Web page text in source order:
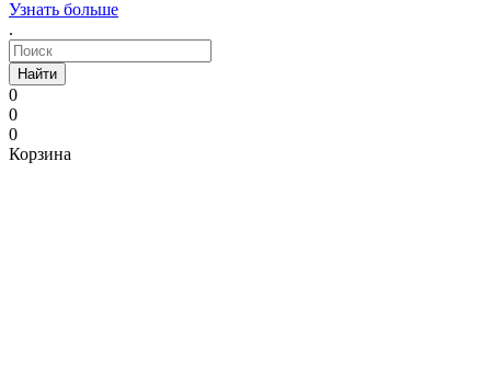
Узнать больше
.
Найти
0
0
0
Корзина